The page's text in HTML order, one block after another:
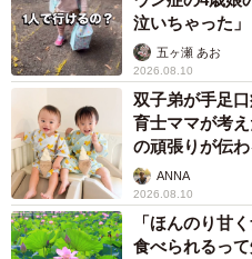
泣いちゃった
五ヶ瀬 あお
2026.08.10
双子弟が手足
育士ママが考
の頑張りが伝わ
ANNA
2026.08.10
「ほんのり甘
食べられるっ